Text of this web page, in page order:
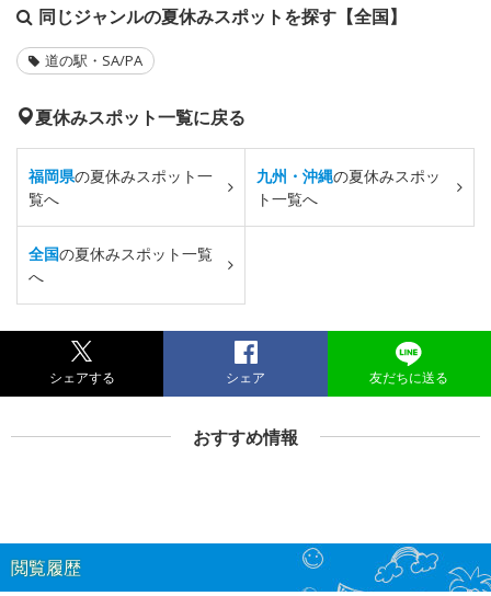
同じジャンルの夏休みスポットを探す【全国】
道の駅・SA/PA
夏休みスポット一覧に戻る
福岡県の夏休みスポット一
覧へ
九州・沖縄の夏休みスポッ
ト一覧へ
全国の夏休みスポット一覧
へ
シェアする シェア 友だちに送る
おすすめ情報
閲覧履歴